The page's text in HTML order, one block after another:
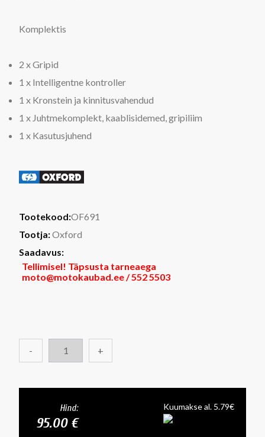
Komplektis
2 x Gripid
1 x Intelligentne kontroller
1 x Kronstein ja kinnitusvahendud
1 x Juhtmekomplekt, kaablisidemed, gripiliim
1 x Kasutusjuhend
Tootekood:OF691
Tootja:Oxford
Saadavus:
Tellimisel! Täpsusta tarneaega
moto@motokaubad.ee / 552 5503
- +
Hind:
95.00 €
Kuumakse al. 5.79€